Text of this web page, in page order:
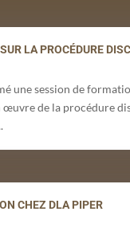
LA PROCÉDURE
une session de
œuvre de la procédure
CHEZ DLA PIPER